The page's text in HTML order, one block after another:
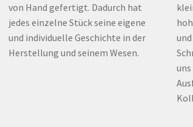
von Hand gefertigt. Dadurch hat
jedes einzelne Stück seine eigene
und individuelle Geschichte in der
Herstellung und seinem Wesen.